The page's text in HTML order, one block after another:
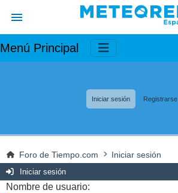
Menú Principal
Iniciar sesión Registrarse
Foro de Tiempo.com Iniciar sesión
Iniciar sesión
Nombre de usuario: